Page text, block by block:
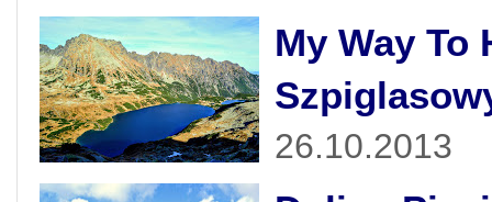
My Way To
26.10.2013